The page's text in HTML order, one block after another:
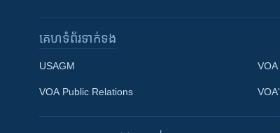
គេហទំព័រ​​ទាក់ទង
USAGM
VOA Public Relations
VOA